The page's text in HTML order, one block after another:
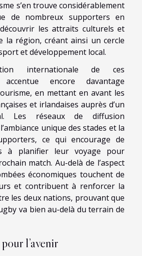
s’en trouve considérablement
de nombreux supporters en
les attraits culturels et
la région, créant ainsi un cercle
et développement local.
internationale de ces
accentue encore davantage
en mettant en avant les
et irlandaises auprès d’un
Les réseaux de diffusion
unique des stades et la
ce qui encourage de
à planifier leur voyage pour
match. Au-delà de l’aspect
économiques touchent de
et contribuent à renforcer la
les deux nations, prouvant que
va bien au-delà du terrain de
l’avenir